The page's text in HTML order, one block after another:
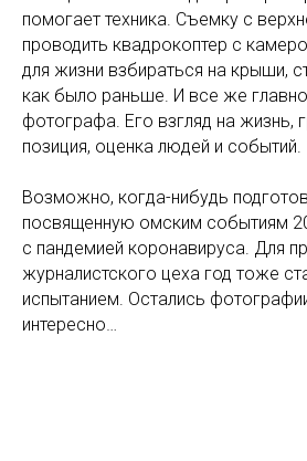
помогает техника. Съемку с
проводить квадрокоптер с
для жизни взбираться на крыши,
как было раньше. И все же
фотографа. Его взгляд на жизнь,
позиция, оценка людей и событий.
Возможно, когда-нибудь
посвященную омским событиям
с пандемией коронавируса. Для
журналистского цеха год тоже
испытанием. Остались
интересно…